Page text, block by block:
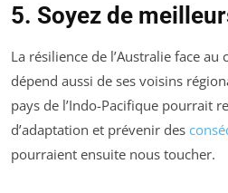
5. Soyez de
La résilience de l’Australie face
dépend aussi de ses voisins
pays de l’Indo-Pacifique pourrait
d’adaptation et prévenir des
pourraient ensuite nous toucher.